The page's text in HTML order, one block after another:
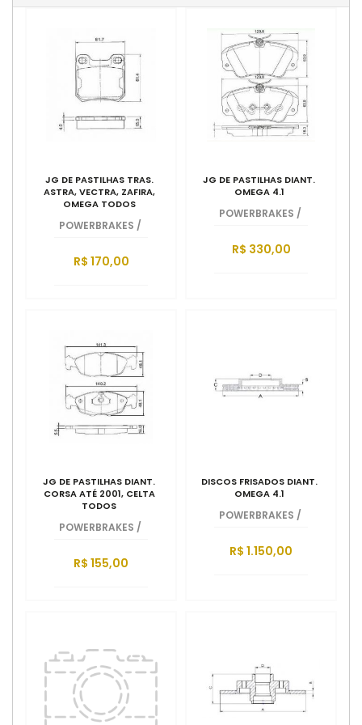
JG DE PASTILHAS TRAS.
ASTRA, VECTRA, ZAFIRA,
OMEGA TODOS
POWERBRAKES /
R$ 170,00
JG DE PASTILHAS DIANT.
OMEGA 4.1
POWERBRAKES /
R$ 330,00
JG DE PASTILHAS DIANT.
CORSA ATÉ 2001, CELTA
TODOS
POWERBRAKES /
R$ 155,00
DISCOS FRISADOS DIANT.
OMEGA 4.1
POWERBRAKES /
R$ 1.150,00